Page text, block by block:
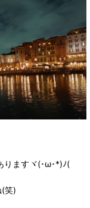
りますヾ(･ω･*)ﾉ(
笑)